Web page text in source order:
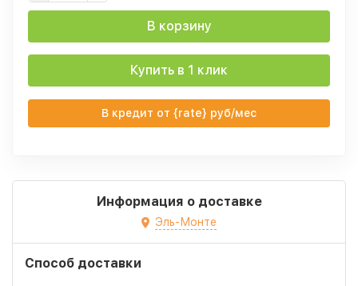
В корзину
Купить в 1 клик
В кредит от {rate} руб/мес
Информация о доставке
Эль-Монте
Способ доставки